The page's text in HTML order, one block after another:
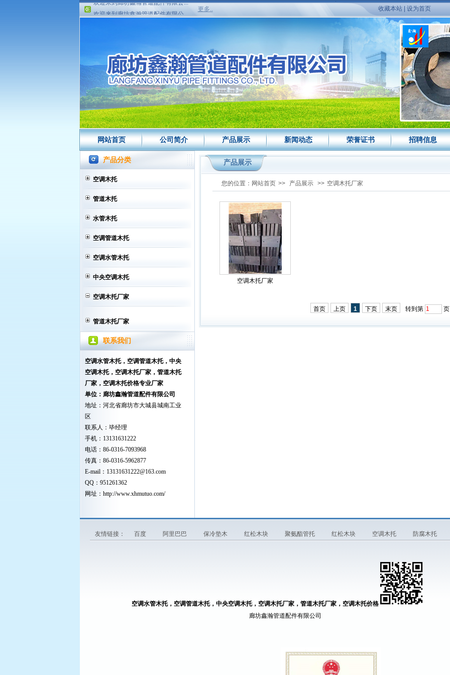
欢迎来到廊坊鑫瀚管道配件有限公...
更多.. 收藏本站| 设为首页
网站首页 公司简介 产品展示 新闻动态 荣誉证书 招聘信息
产品分类
空调木托
管道木托
水管木托
空调管道木托
空调水管木托
中央空调木托
空调木托厂家
管道木托厂家
联系我们
空调水管木托，空调管道木托，中央
空调木托，空调木托厂家，管道木托
厂家，空调木托价格专业厂家
单位：廊坊鑫瀚管道配件有限公司
地址：河北省廊坊市大城县城南工业
区
联系人：毕经理
手机：13131631222
电话：86-0316-7093968
传真：86-0316-5962877
E-mail： 13131631222@163.com
QQ：951261362
网址： http://www.xhmutuo.com/
产品展示
您的位置： 网站首页 >> 产品展示 >> 空调木托厂家
空调木托厂家
首页 上页 1 下页 末页 转到第
友情链接： 百度 阿里巴巴 保冷垫木 红松木块 聚氨酯管托 红松木块 空调木托 防腐木托
空调水管木托，空调管道木托，中央空调木托，空调木托厂家，管道木托厂家，空调木托价格
廊坊鑫瀚管道配件有限公司